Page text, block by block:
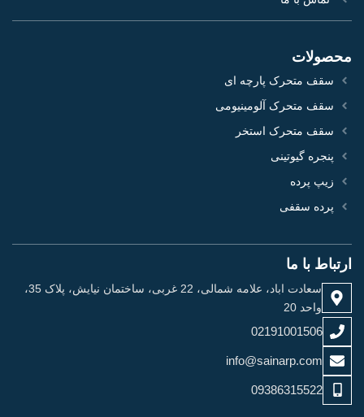
محصولات
سقف متحرک پارچه ای
سقف متحرک آلومینیومی
سقف متحرک استخر
پنجره گیوتینی
زیپ پرده
پرده سقفی
ارتباط با ما
سعادت اباد، علامه شمالی، 22 غربی، ساختمان نیایش، پلاک 35،
واحد 20
02191001506
info@sainarp.com
09386315522